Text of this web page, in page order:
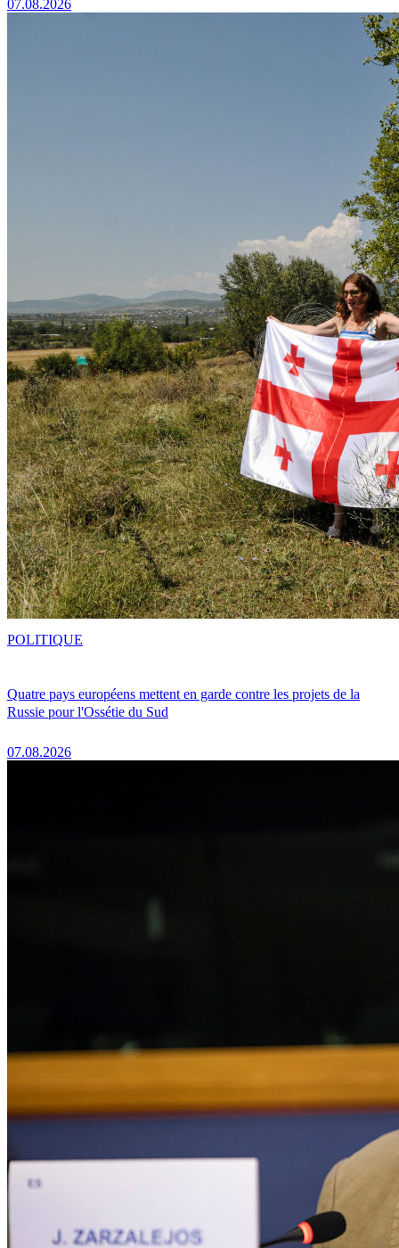
07.08.2026
Quatre pays européens mettent en garde contre les projets de la
Russie pour l'Ossétie du Sud
07.08.2026
POLITIQUE